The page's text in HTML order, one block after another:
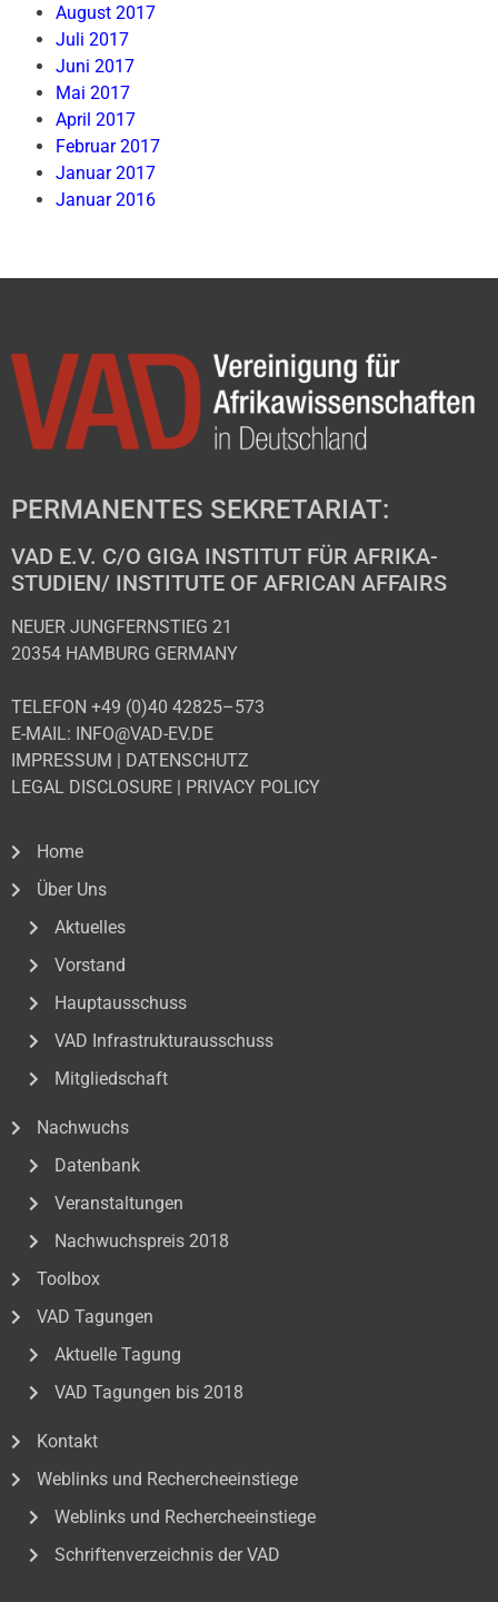
August 2017
Juli 2017
Juni 2017
Mai 2017
April 2017
Februar 2017
Januar 2017
Januar 2016
PERMANENTES SEKRETARIAT:
VAD E.V. C/O GIGA INSTITUT FÜR AFRIKA-
STUDIEN/ INSTITUTE OF AFRICAN AFFAIRS
NEUER JUNGFERNSTIEG 21
20354 HAMBURG GERMANY
TELEFON +49 (0)40 42825–573
E-MAIL: INFO@VAD-EV.DE
IMPRESSUM | DATENSCHUTZ
LEGAL DISCLOSURE | PRIVACY POLICY
Home
Über Uns
Aktuelles
Vorstand
Hauptausschuss
VAD Infrastrukturausschuss
Mitgliedschaft
Nachwuchs
Datenbank
Veranstaltungen
Nachwuchspreis 2018
Toolbox
VAD Tagungen
Aktuelle Tagung
VAD Tagungen bis 2018
Kontakt
Weblinks und Rechercheeinstiege
Weblinks und Rechercheeinstiege
Schriftenverzeichnis der VAD